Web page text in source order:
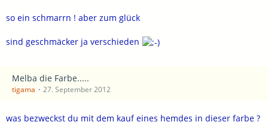
so ein schmarrn ! aber zum glück
sind geschmäcker ja verschieden
Melba die Farbe.....
tigama 27. September 2012
was bezweckst du mit dem kauf eines hemdes in dieser farbe ?